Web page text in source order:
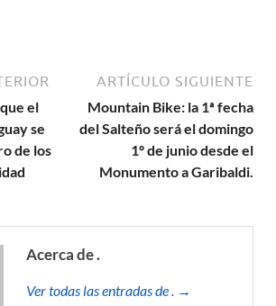
el
se
de los
ARTÍCULO SIGUIENTE
Mountain Bike: la 1ª fecha
del Salteño será el domingo
1º de junio desde el
Monumento a Garibaldi.
Acerca de .
Ver todas las entradas de . →